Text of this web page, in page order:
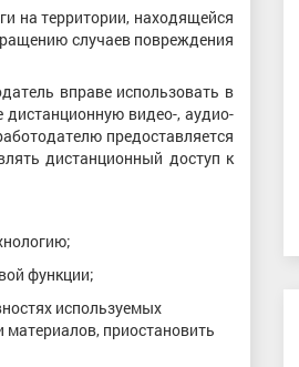
на территории, находящейся
случаев повреждения
вправе использовать в
дистанционную видео-, аудио-
предоставляется
дистанционный доступ к
функции;
используемых
приостановить